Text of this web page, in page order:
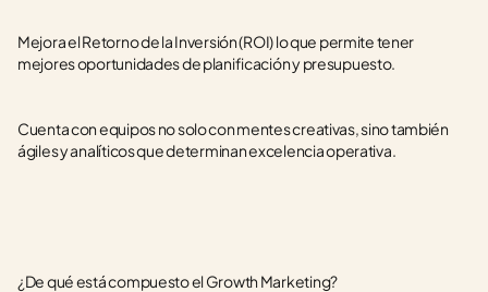
Mejora el Retorno de la Inversión (ROI) lo que permite tener
mejores oportunidades de planificación y presupuesto.
Cuenta con equipos no solo con mentes creativas, sino también
ágiles y analíticos que determinan excelencia operativa.
¿De qué está compuesto el Growth Marketing?